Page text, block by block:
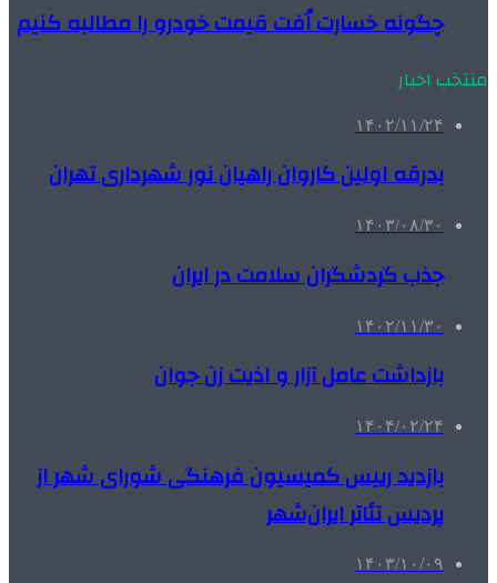
چگونه خسارت اُفت قیمت خودرو را مطالبه کنیم
منتخب اخبار
۱۴۰۲/۱۱/۲۴
بدرقه اولین کاروان راهیان نور شهرداری تهران
۱۴۰۳/۰۸/۳۰
جذب گردشگران سلامت در ایران
۱۴۰۲/۱۱/۳۰
بازداشت عامل آزار و اذیت زن جوان
۱۴۰۴/۰۲/۲۴
بازدید رییس کمیسیون فرهنگی شورای شهر از
پردیس تئاتر ایران‌شهر
۱۴۰۳/۱۰/۰۹